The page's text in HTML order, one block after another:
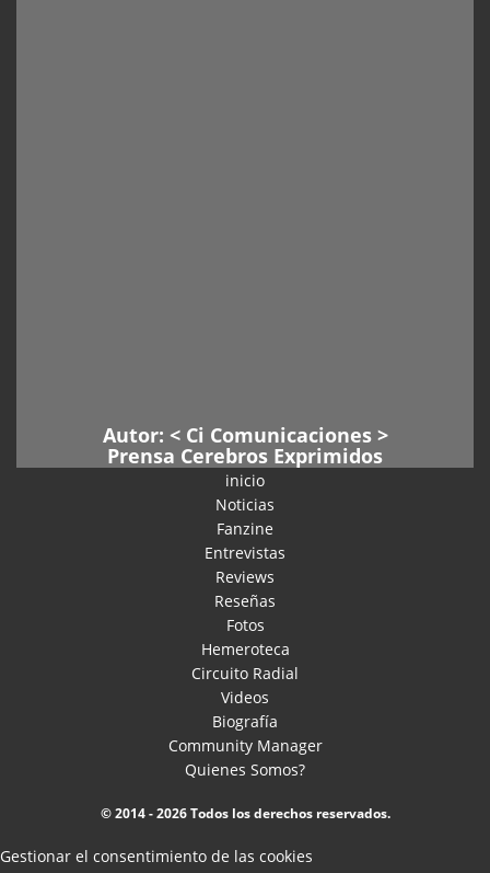
Autor: < Ci Comunicaciones>
Prensa Cerebros Exprimidos
inicio
Noticias
Fanzine
Entrevistas
Reviews
Reseñas
Fotos
Hemeroteca
Circuito Radial
Videos
Biografía
Community Manager
Quienes Somos?
© 2014 - 2026 Todos los derechos reservados.
Gestionar el consentimiento de las cookies